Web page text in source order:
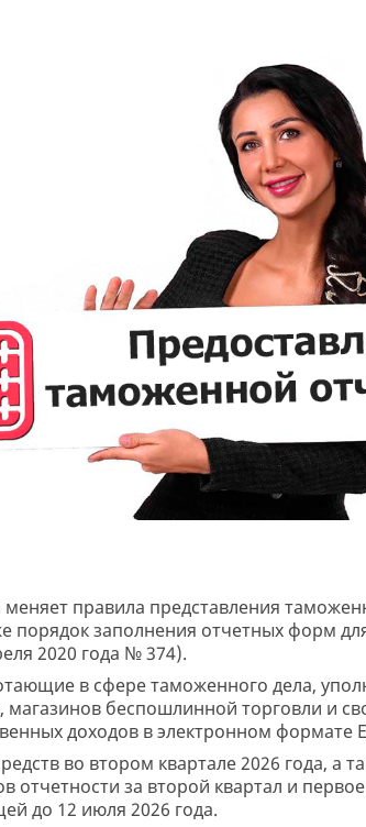
правила представления
порядок заполнения отчетных форм
2020 года № 374).
в сфере таможенного дела,
беспошлинной торговли и
доходов в электронном формате
во втором квартале 2026 года, а
отчетности за второй квартал и
до 12 июля 2026 года.